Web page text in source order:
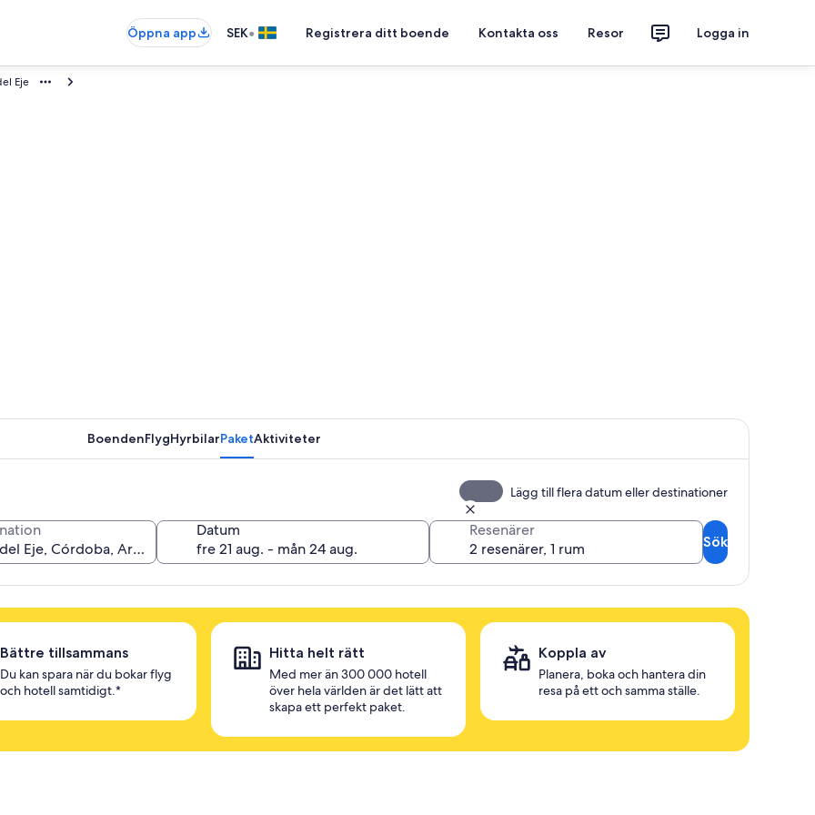
Öppna app SEK• Registrera ditt boende Kontakta oss Resor Logga in
Eje
BoendenFlygHyrbilarPaketAktiviteter
Lägg till flera datum eller destinationer
Datum Resenärer
Sök
Bättre tillsammans
Du kan spara när du bokar flyg
och hotell samtidigt.*
Hitta helt rätt
Med mer än 300 000 hotell
över hela världen är det lätt att
skapa ett perfekt paket.
Koppla av
Planera, boka och hantera din
resa på ett och samma ställe.